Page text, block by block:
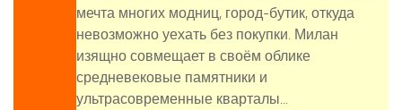
мечта многих модниц, город-бутик, откуда
невозможно уехать без покупки. Милан
изящно совмещает в своём облике
средневековые памятники и
ультрасовременные кварталы...